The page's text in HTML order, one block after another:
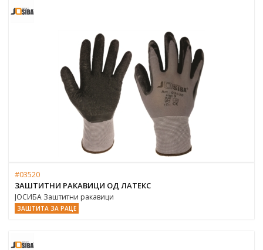
#03520
ЗАШТИТНИ РАКАВИЦИ ОД ЛАТЕКС
ЈОСИБА Заштитни ракавици
ЗАШТИТА ЗА РАЦЕ